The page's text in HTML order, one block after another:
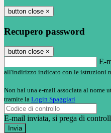
button close ×
Recupero password
button close ×
E-
all'indirizzo indicato con le istruzioni
Non hai una e-mail associata al nome
tramite la Login Spaggiari
E-mail inviata, si prega di